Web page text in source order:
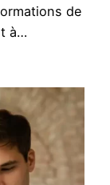
de
à…